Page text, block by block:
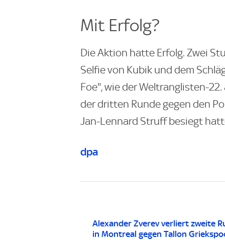
Mit Erfolg?
Die Aktion hatte Erfolg. Zwei
Selfie von Kubik und dem
Foe", wie der Weltranglisten-
der dritten Runde gegen den
Jan-Lennard Struff besiegt
dpa
Alexander Zverev verliert zweite
in Montreal gegen Tallon